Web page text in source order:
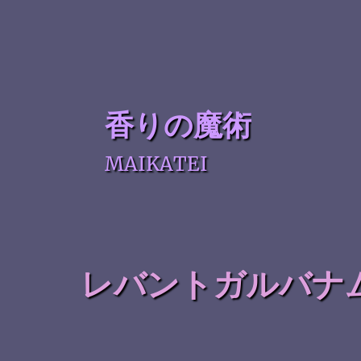
香りの魔術
MAIKATEI
レバントガルバナ